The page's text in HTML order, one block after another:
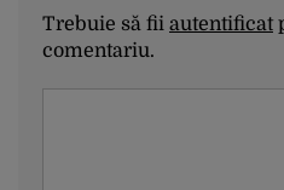
Trebuie să fii autentificat
comentariu.